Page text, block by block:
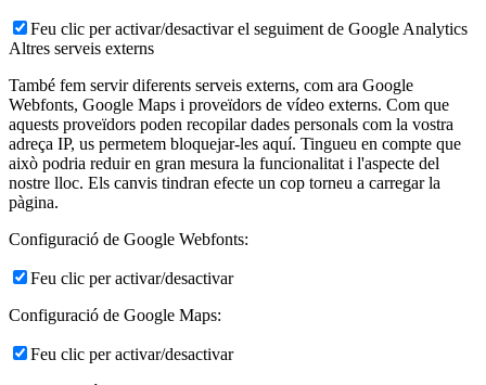
Feu clic per activar/desactivar el seguiment de Google Analytics
Altres serveis externs
També fem servir diferents serveis externs, com ara Google
Webfonts, Google Maps i proveïdors de vídeo externs. Com que
aquests proveïdors poden recopilar dades personals com la vostra
adreça IP, us permetem bloquejar-les aquí. Tingueu en compte que
això podria reduir en gran mesura la funcionalitat i l'aspecte del
nostre lloc. Els canvis tindran efecte un cop torneu a carregar la
pàgina.
Configuració de Google Webfonts:
Feu clic per activar/desactivar
Configuració de Google Maps:
Feu clic per activar/desactivar